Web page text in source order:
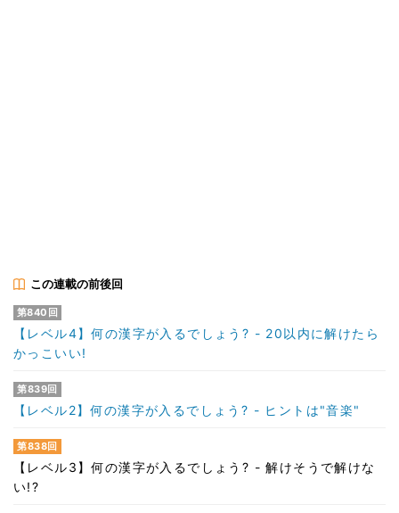
この連載の前後回
第840回
【レベル4】何の漢字が入るでしょう? - 20以内に解けたら
かっこいい!
第839回
【レベル2】何の漢字が入るでしょう? - ヒントは"音楽"
第838回
【レベル3】何の漢字が入るでしょう? - 解けそうで解けな
い!?